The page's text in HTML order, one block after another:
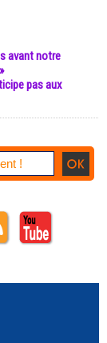
avant notre
pas aux